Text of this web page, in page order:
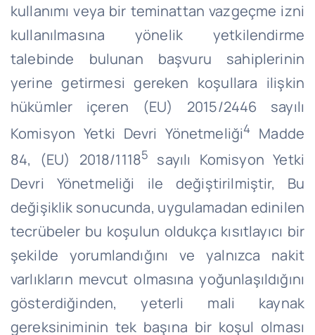
kullanımı veya bir teminattan vazgeçme izni
kullanılmasına yönelik yetkilendirme
talebinde bulunan başvuru sahiplerinin
yerine getirmesi gereken koşullara ilişkin
hükümler içeren (EU) 2015/2446 sayılı
Komisyon Yetki Devri Yönetmeliği4
Madde
84, (EU) 2018/11185
sayılı Komisyon Yetki
Devri Yönetmeliği ile değiştirilmiştir, Bu
değişiklik sonucunda, uygulamadan edinilen
tecrübeler bu koşulun oldukça kısıtlayıcı bir
şekilde yorumlandığını ve yalnızca nakit
varlıkların mevcut olmasına yoğunlaşıldığını
gösterdiğinden, yeterli mali kaynak
gereksiniminin tek başına bir koşul olması